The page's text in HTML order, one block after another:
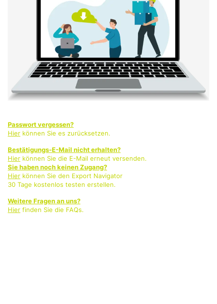
Passwort vergessen?
Hier können Sie es zurücksetzen.
Bestätigungs-E-Mail nicht erhalten?
Hier können Sie die E-Mail erneut versenden.
Sie haben noch keinen Zugang?
Hier können Sie den Export Navigator
30 Tage kostenlos testen erstellen.
Weitere Fragen an uns?
Hier finden Sie die FAQs.